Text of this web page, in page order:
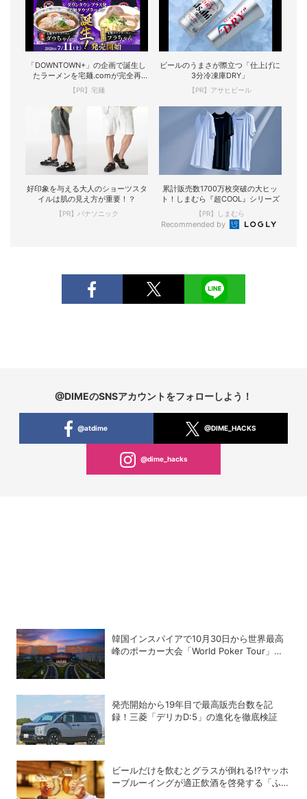
「DOWNTOWN+」の企画で誕生し
たラーメンを宅麺.comが完全再
現！
【PR】宅麺
ビールのうまさが際立つ「仕上げに
3分冷凍庫DRY」
【PR】アサヒビール
好印象を与える大人のショーツスタ
イルは肌の見え方が重要！？
【PR】パナソニック
累計販売数1700万枚突破の大ヒッ
ト！しまむら『超COOL』シリーズ
【PR】しまむら
Recommended by
@DIMEのSNSアカウントをフォローしよう！
@atdime @DIME_HACKS
@dime_hacks
韓国インスパイアで10月30日から世界最高
峰のポーカー大会「World Poker Tour」を
発売開始から19年目で最高販売台数を記
録！三菱「デリカD:5」の進化を徹底検証
ビールだけを飲むとグラスが倒れる!?ヤッホ
ーブルーイングが適正飲酒を啓発する「ふら